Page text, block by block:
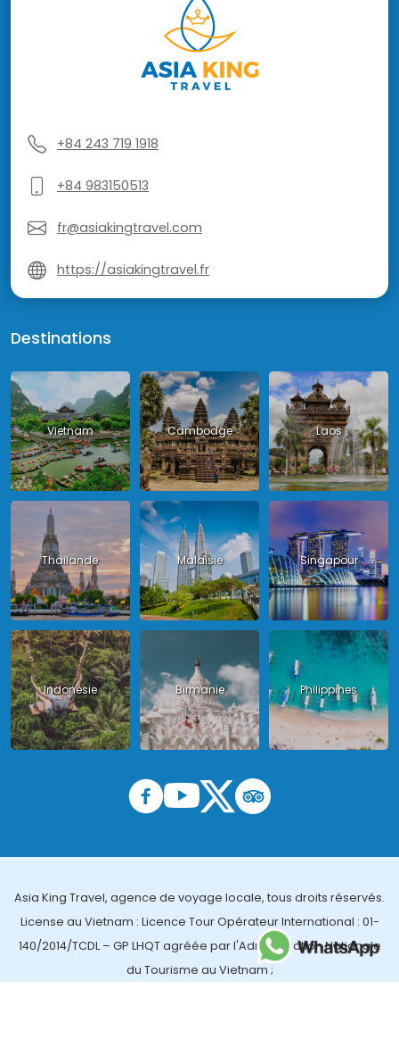
+84 243 719 1918
+84 983150513
fr@asiakingtravel.com
https://asiakingtravel.fr
Destinations
Vietnam Cambodge Laos
Thailande Malaisie Singapour
Indonésie Birmanie Philippines
Asia King Travel, agence de voyage locale, tous droits réservés.
License au Vietnam : Licence Tour Opérateur International : 01-
140/2014/TCDL – GP LHQT agréée par l'Administration Nationale
du Tourisme au Vietnam ;